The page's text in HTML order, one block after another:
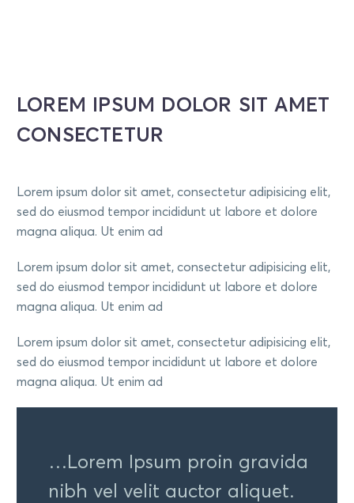
LOREM IPSUM DOLOR SIT AMET
CONSECTETUR
Lorem ipsum dolor sit amet, consectetur adipisicing elit,
sed do eiusmod tempor incididunt ut labore et dolore
magna aliqua. Ut enim ad
Lorem ipsum dolor sit amet, consectetur adipisicing elit,
sed do eiusmod tempor incididunt ut labore et dolore
magna aliqua. Ut enim ad
Lorem ipsum dolor sit amet, consectetur adipisicing elit,
sed do eiusmod tempor incididunt ut labore et dolore
magna aliqua. Ut enim ad
…Lorem Ipsum proin gravida
nibh vel velit auctor aliquet.